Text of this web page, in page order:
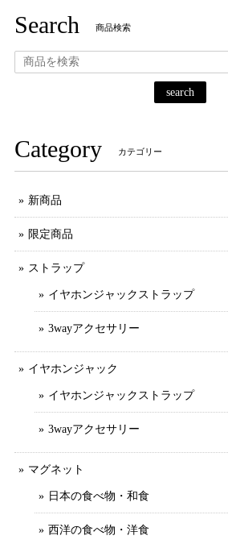
Search 商品検索
search
Category カテゴリー
新商品
限定商品
ストラップ
イヤホンジャックストラップ
3wayアクセサリー
イヤホンジャック
イヤホンジャックストラップ
3wayアクセサリー
マグネット
日本の食べ物・和食
西洋の食べ物・洋食